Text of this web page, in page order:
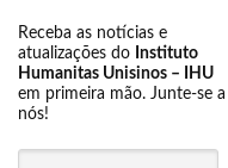
Receba as notícias e
atualizações do Instituto
Humanitas Unisinos – IHU
em primeira mão. Junte-se a
nós!